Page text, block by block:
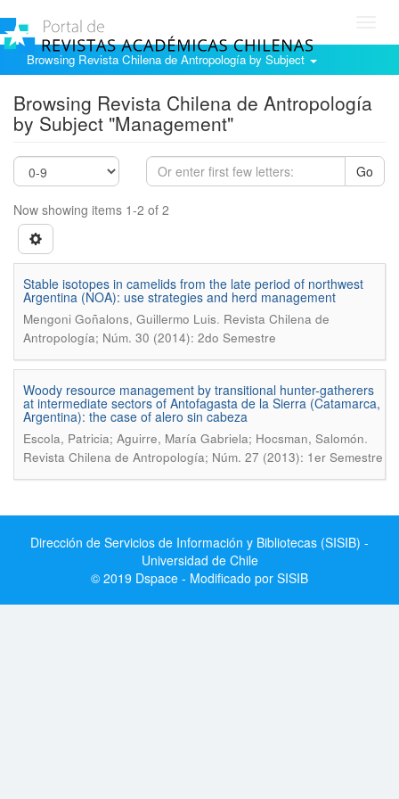
Browsing Revista Chilena de Antropología by Subject
Browsing Revista Chilena de Antropología
by Subject "Management"
Go
Now showing items 1-2 of 2
Stable isotopes in camelids from the late period of northwest
Argentina (NOA): use strategies and herd management
Mengoni Goñalons, Guillermo Luis. Revista Chilena de
Antropología; Núm. 30 (2014): 2do Semestre
Woody resource management by transitional hunter-gatherers
at intermediate sectors of Antofagasta de la Sierra (Catamarca,
Argentina): the case of alero sin cabeza
Escola, Patricia; Aguirre, María Gabriela; Hocsman, Salomón.
Revista Chilena de Antropología; Núm. 27 (2013): 1er Semestre
Dirección de Servicios de Información y Bibliotecas (SISIB) -
Universidad de Chile
© 2019 Dspace - Modificado por SISIB